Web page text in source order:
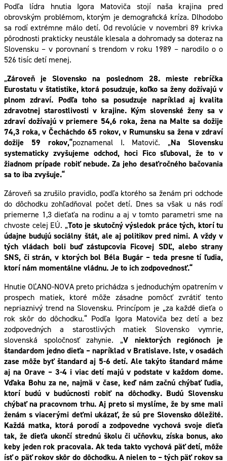
Podľa lídra hnutia Igora Matoviča stojí naša krajina pred
obrovským problémom, ktorým je demografická kríza. Dlhodobo
sa rodí extrémne málo detí. Od revolúcie v novembri 89 krivka
pôrodnosti prakticky neustále klesala a dohromady sa doteraz na
Slovensku – v porovnaní s trendom v roku 1989 – narodilo o o
526 tisíc detí menej.
„Zároveň je Slovensko na poslednom 28. mieste rebríčka
Eurostatu v štatistike, ktorá posudzuje, koľko sa ženy dožívajú v
plnom zdraví. Podľa toho sa posudzuje napríklad aj kvalita
zdravotnej starostlivosti v krajine. Kým slovenské ženy sa v
zdraví dožívajú v priemere 54,6 roka, žena na Malte sa dožije
74,3 roka, v Čecháchdo 65 rokov, v Rumunsku sa žena v zdraví
dožije 59 rokov,“poznamenal I. Matovič. „Na Slovensku
systematicky zvyšujeme odchod, hoci Fico sľuboval, že to v
žiadnom prípade robiť nebude. Za jeho desaťročného bačovania
sa to iba zvyšuje.“
Zároveň sa zrušilo pravidlo, podľa ktorého sa ženám pri odchode
do dôchodku zohľadňoval počet detí. Dnes sa však u nás rodí
priemerne 1,3 dieťaťa na rodinu a aj v tomto parametri sme na
chvoste celej EÚ. „Toto je skutočný výsledok práce tých, ktorí tu
údajne budujú sociálny štát, ale aj politikov pred nimi. A vždy v
tých vládach boli buď zástupcovia Ficovej SDĽ, alebo strany
SNS, či strán, v ktorých bol Béla Bugár – teda presne tí ľudia,
ktorí nám momentálne vládnu. Je to ich zodpovednosť.“
Hnutie OĽANO-NOVA preto prichádza s jednoduchým opatrením v
prospech matiek, ktoré môže zásadne pomôcť zvrátiť tento
nepriaznivý trend na Slovensku. Princípom je „za každé dieťa o
rok skôr do dôchodku.“ Podľa Igora Matoviča bez detí a bez
zodpovedných a starostlivých matiek Slovensko vymrie,
slovenská spoločnosť zahynie. „V niektorých regiónoch je
štandardom jedno dieťa – napríklad v Bratislave. Iste, v osadách
zase môže byť štandard aj 5-6 detí. Ale takýto štandard máme
aj na Orave – 3-4 i viac detí majú v podstate v každom dome.
Vďaka Bohu za ne, najmä v čase, keď nám začnú chýbať ľudia,
ktorí budú v budúcnosti robiť na dôchodky. Budú Slovensku
chýbať na pracovnom trhu. Aj preto si myslíme, že by sme mali
ženám s viacerými deťmi ukázať, že sú pre Slovensko dôležité.
Každá matka, ktorá porodí a zodpovedne vychová svoje dieťa
tak, že dieťa ukončí strednú školu či učňovku, získa bonus, ako
keby jeden rok pracovala. Ak teda takto vychová päť detí, môže
ísť o päť rokov skôr do dôchodku. A nielen to – tých päť rokov sa